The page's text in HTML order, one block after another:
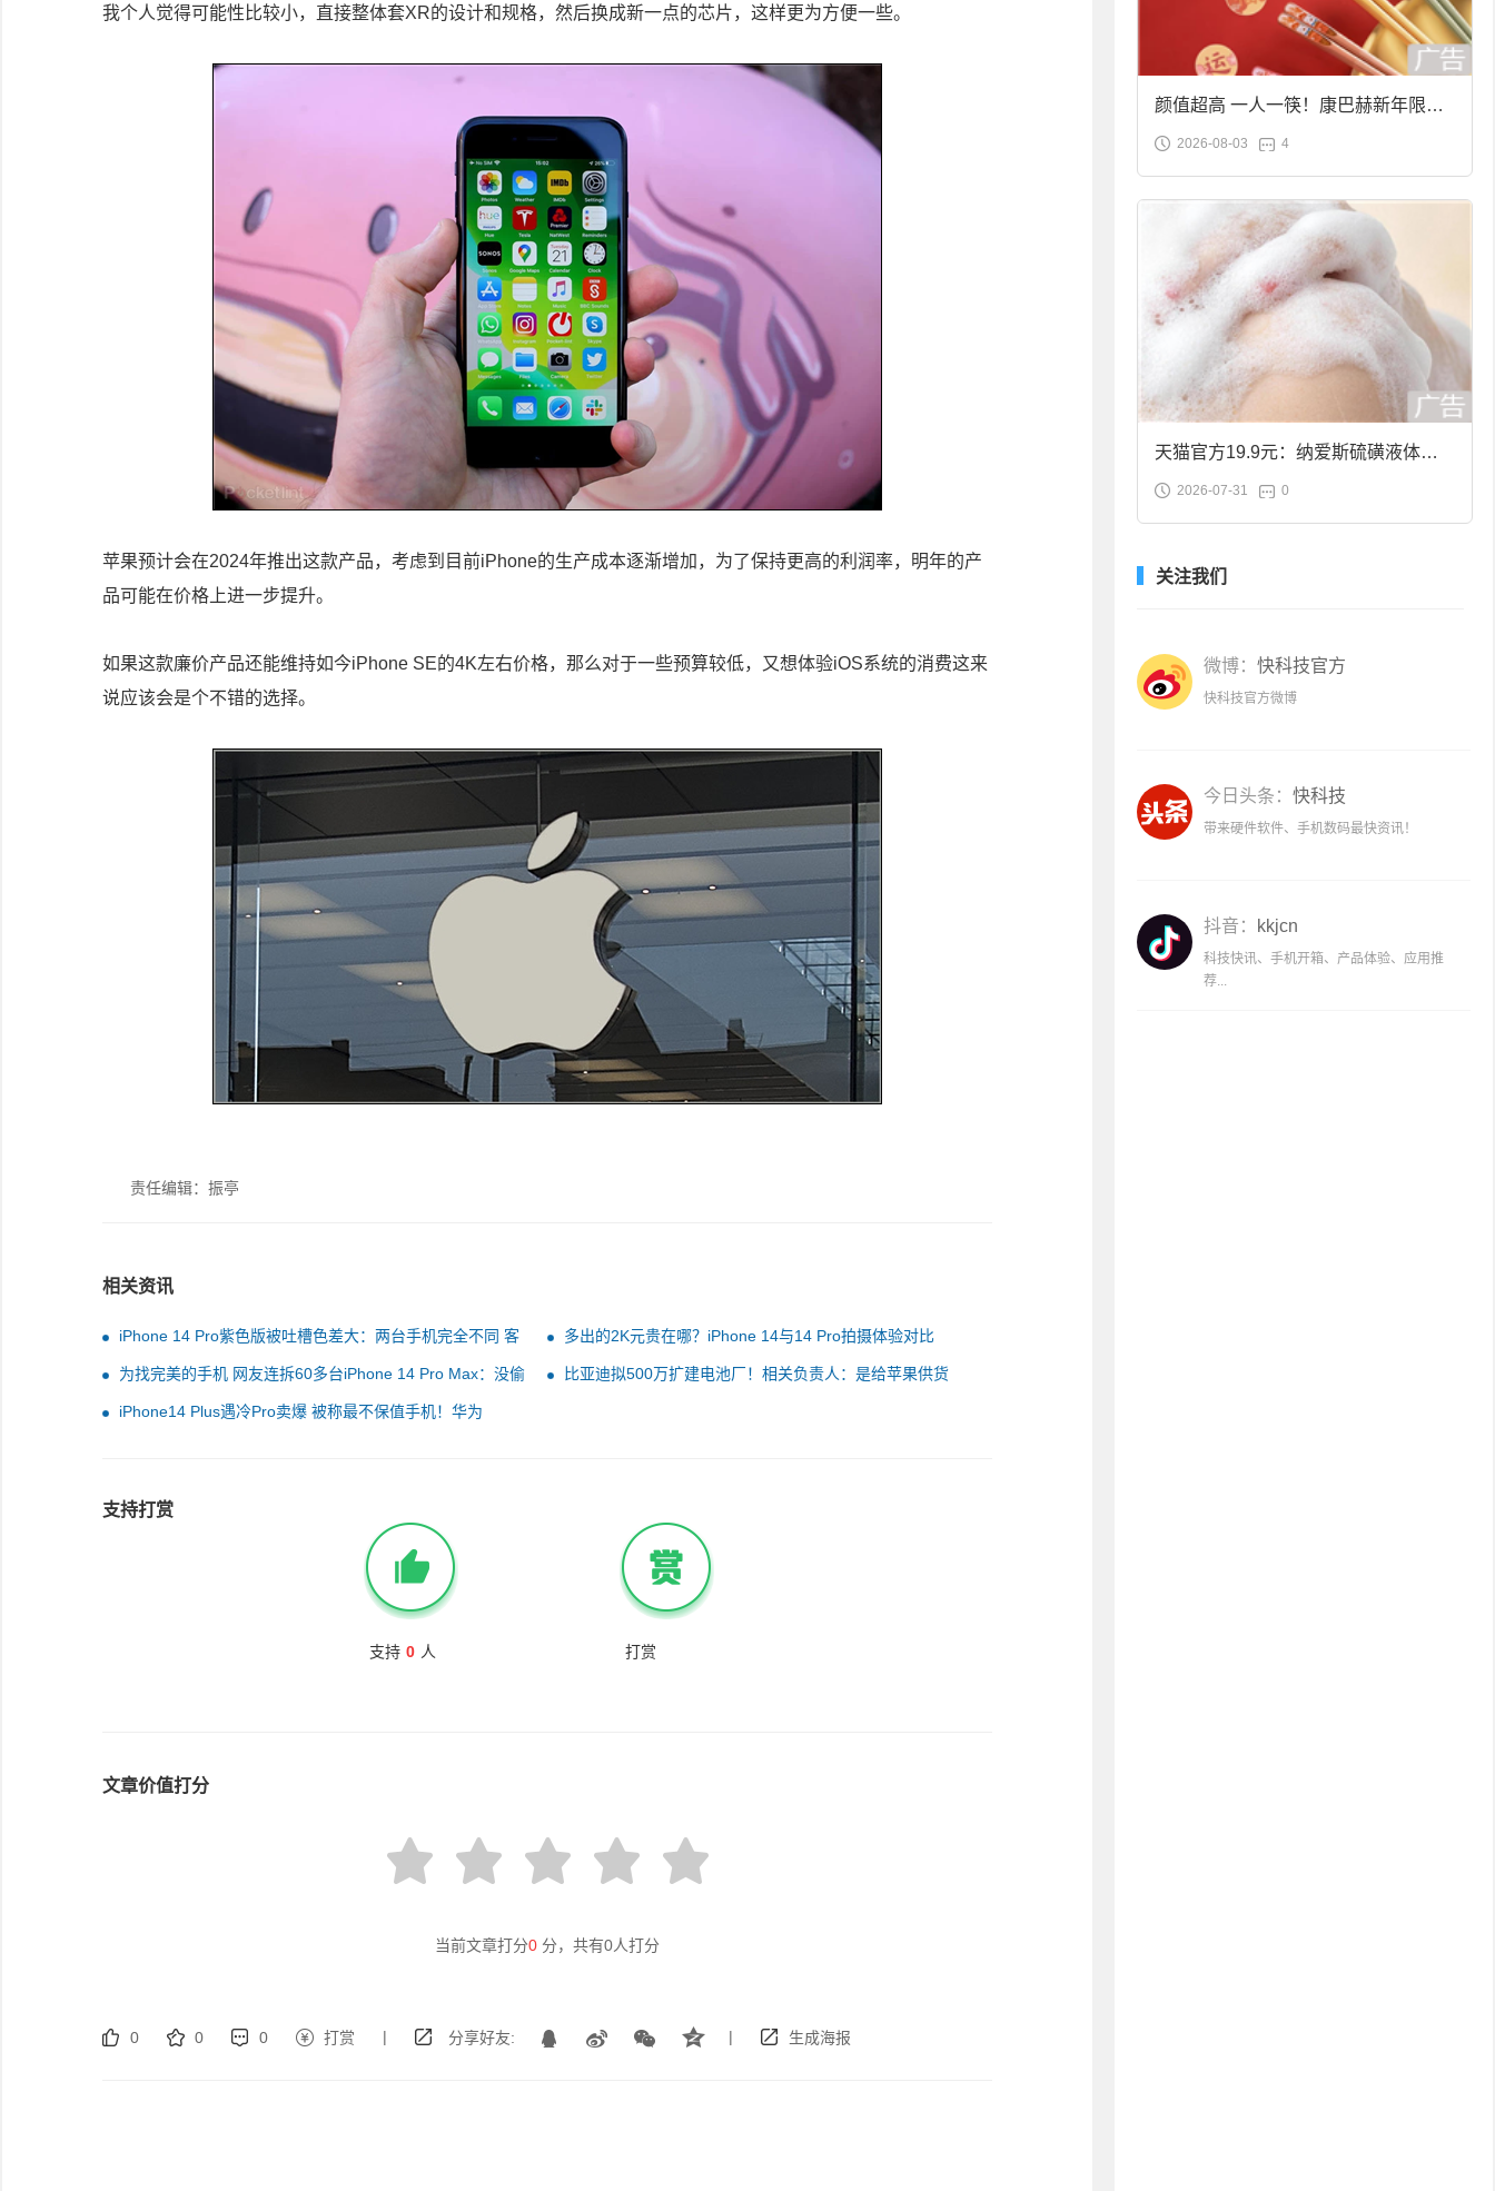
我个人觉得可能性比较小，直接整体套XR的设计和规格，然后换成新一点的芯片，这样更为方便一些。
苹果预计会在2024年推出这款产品，考虑到目前iPhone的生产成本逐渐增加，为了保持更高的利润率，明年的产
品可能在价格上进一步提升。
如果这款廉价产品还能维持如今iPhone SE的4K左右价格，那么对于一些预算较低，又想体验iOS系统的消费这来
说应该会是个不错的选择。
责任编辑：振亭
相关资讯
iPhone 14 Pro紫色版被吐槽色差大：两台手机完全不同 客
服回应了
多出的2K元贵在哪？iPhone 14与14 Pro拍摄体验对比
为找完美的手机 网友连拆60多台iPhone 14 Pro Max：没偷
比亚迪拟500万扩建电池厂！相关负责人：是给苹果供货
iPhone14 Plus遇冷Pro卖爆 被称最不保值手机！华为
支持打赏
支持 0 人 打赏
文章价值打分
当前文章打分0 分，共有0人打分
0 0 0 打赏 | 分享好友: | 生成海报
颜值超高 一人一筷！康巴赫新年限定
合金筷子大促：19.9元
2026-08-03 4
天猫官方19.9元：纳爱斯硫磺液体香
皂2斤大促
2026-07-31 0
关注我们
微博： 快科技官方
快科技官方微博
今日头条： 快科技
带来硬件软件、手机数码最快资讯！
抖音： kkjcn
科技快讯、手机开箱、产品体验、应用推
荐...